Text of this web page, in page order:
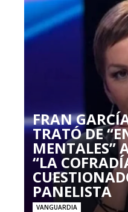
FRAN
TRATÓ DE
MENTALES”
“LA
PANELISTA
VANGUARDIA